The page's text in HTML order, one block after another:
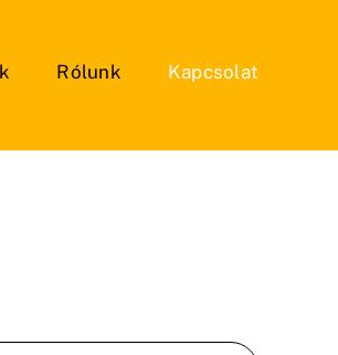
Rólunk Kapcsolat